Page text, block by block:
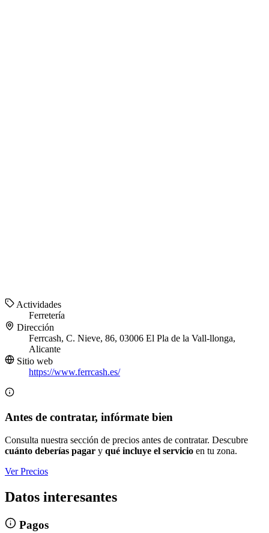
Actividades
Ferretería
Dirección
Ferrcash, C. Nieve, 86, 03006 El Pla de la Vall-llonga,
Alicante
Sitio web
https://www.ferrcash.es/
Antes de contratar, infórmate bien
Consulta nuestra sección de precios antes de contratar. Descubre
cuánto deberías pagar y qué incluye el servicio en tu zona.
Ver Precios
Datos interesantes
Pagos